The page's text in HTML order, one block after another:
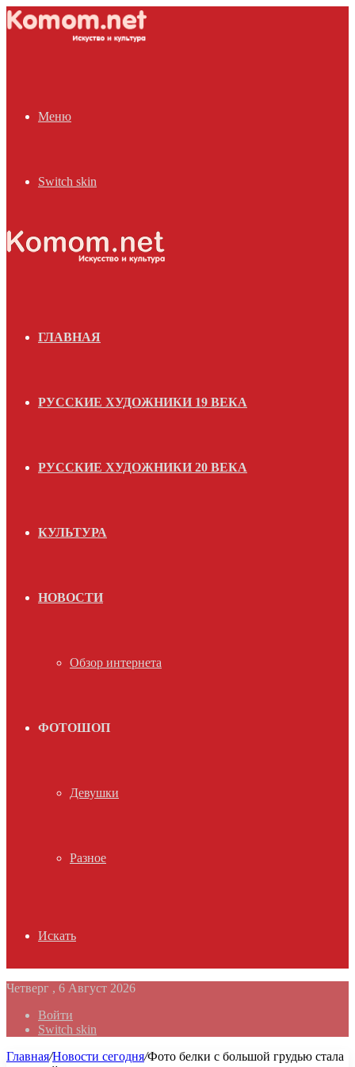
Меню
Switch skin
ГЛАВНАЯ
РУССКИЕ ХУДОЖНИКИ 19 ВЕКА
РУССКИЕ ХУДОЖНИКИ 20 ВЕКА
КУЛЬТУРА
НОВОСТИ
Обзор интернета
ФОТОШОП
Девушки
Разное
Искать
Четверг , 6 Август 2026
Войти
Switch skin
Главная/Новости сегодня/Фото белки с большой грудью стала